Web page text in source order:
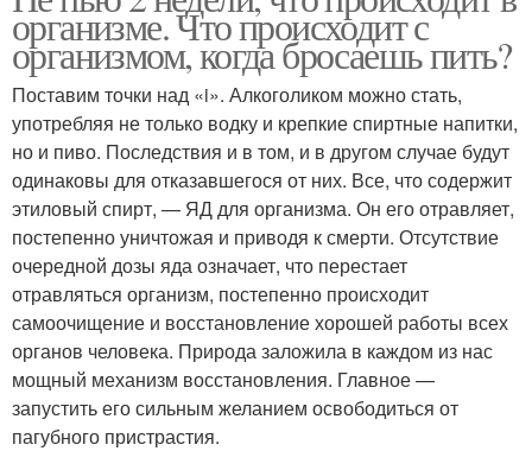
организме. Что происходит с
организмом, когда бросаешь пить?
Поставим точки над «i». Алкоголиком можно стать,
употребляя не только водку и крепкие спиртные напитки,
но и пиво. Последствия и в том, и в другом случае будут
одинаковы для отказавшегося от них. Все, что содержит
этиловый спирт, — ЯД для организма. Он его отравляет,
постепенно уничтожая и приводя к смерти. Отсутствие
очередной дозы яда означает, что перестает
отравляться организм, постепенно происходит
самоочищение и восстановление хорошей работы всех
органов человека. Природа заложила в каждом из нас
мощный механизм восстановления. Главное —
запустить его сильным желанием освободиться от
пагубного пристрастия.